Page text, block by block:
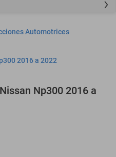
Automotrices
2016 a 2022
Np300 2016 a